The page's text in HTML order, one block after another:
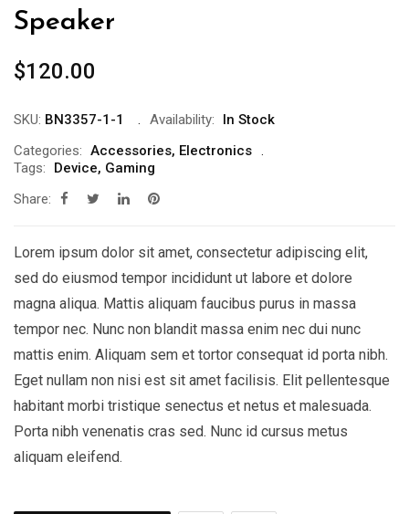
Speaker
$120.00
SKU: BN3357-1-1 Availability:
In Stock
Categories: Accessories, Electronics
Tags:
Device, Gaming
Share:
Lorem ipsum dolor sit amet, consectetur adipiscing elit,
sed do eiusmod tempor incididunt ut labore et dolore
magna aliqua. Mattis aliquam faucibus purus in massa
tempor nec. Nunc non blandit massa enim nec dui nunc
mattis enim. Aliquam sem et tortor consequat id porta nibh.
Eget nullam non nisi est sit amet facilisis. Elit pellentesque
habitant morbi tristique senectus et netus et malesuada.
Porta nibh venenatis cras sed. Nunc id cursus metus
aliquam eleifend.